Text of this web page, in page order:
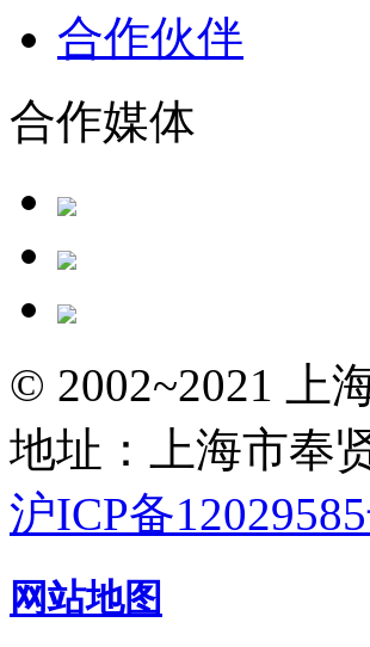
合作伙伴
合作媒体
© 2002~2021 上
地址：上海市奉
沪ICP备
网站地图